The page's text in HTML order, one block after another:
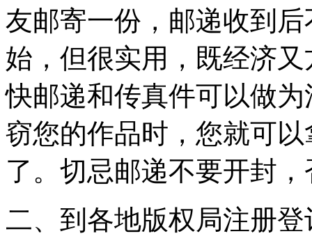
友邮寄一份，邮递收到
始，但很实用，既经济
快邮递和传真件可以做
窃您的作品时，您就可
了。切忌邮递不要开封
二、到各地版权局注册